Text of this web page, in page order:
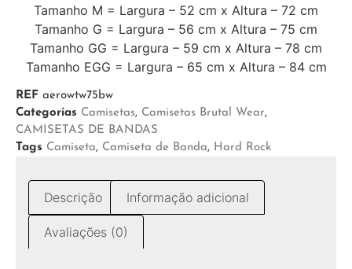
Tamanho M = Largura – 52 cm x Altura – 72 cm
Tamanho G = Largura – 56 cm x Altura – 75 cm
Tamanho GG = Largura – 59 cm x Altura – 78 cm
Tamanho EGG = Largura – 65 cm x Altura – 84 cm
REF aerowtw75bw
Categorias Camisetas, Camisetas Brutal Wear,
CAMISETAS DE BANDAS
Tags Camiseta, Camiseta de Banda, Hard Rock
Descrição Informação adicional
Avaliações (0)